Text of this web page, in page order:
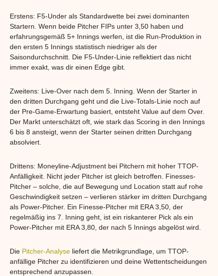
Erstens: F5-Under als Standardwette bei zwei dominanten
Startern. Wenn beide Pitcher FIPs unter 3,50 haben und
erfahrungsgemäß 5+ Innings werfen, ist die Run-Produktion in
den ersten 5 Innings statistisch niedriger als der
Saisondurchschnitt. Die F5-Under-Linie reflektiert das nicht
immer exakt, was dir einen Edge gibt.
Zweitens: Live-Over nach dem 5. Inning. Wenn der Starter in
den dritten Durchgang geht und die Live-Totals-Linie noch auf
der Pre-Game-Erwartung basiert, entsteht Value auf dem Over.
Der Markt unterschätzt oft, wie stark das Scoring in den Innings
6 bis 8 ansteigt, wenn der Starter seinen dritten Durchgang
absolviert.
Drittens: Moneyline-Adjustment bei Pitchern mit hoher TTOP-
Anfälligkeit. Nicht jeder Pitcher ist gleich betroffen. Finesses-
Pitcher – solche, die auf Bewegung und Location statt auf rohe
Geschwindigkeit setzen – verlieren stärker im dritten Durchgang
als Power-Pitcher. Ein Finesse-Pitcher mit ERA 3,50, der
regelmäßig ins 7. Inning geht, ist ein riskanterer Pick als ein
Power-Pitcher mit ERA 3,80, der nach 5 Innings abgelöst wird.
Die Pitcher-Analyse liefert die Metrikgrundlage, um TTOP-
anfällige Pitcher zu identifizieren und deine Wettentscheidungen
entsprechend anzupassen.